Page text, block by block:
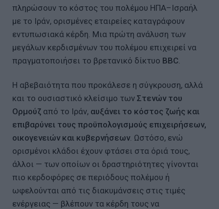
πληρώσουν το κόστος του πολέμου ΗΠΑ–Ισραήλ
με το Ιράν, ορισμένες εταιρείες καταγράφουν
εντυπωσιακά κέρδη. Μια πρώτη ανάλυση των
μεγάλων κερδισμένων του πολέμου επιχειρεί να
πραγματοποιήσει το βρετανικό δίκτυο BBC
Η αβεβαιότητα που προκάλεσε η σύγκρουση, αλλά
και το ουσιαστικό κλείσιμο των Στενών του
Ορμούζ από το Ιράν, αυξάνει το κόστος ζωής και
επιβαρύνει τους προϋπολογισμούς επιχειρήσεων,
οικογενειών και κυβερνήσεων. Ωστόσο, ενώ
ορισμένοι κλάδοι έχουν φτάσει στα όριά τους,
άλλοι — των οποίων οι δραστηριότητες γίνονται
πιο κερδοφόρες σε περιόδους πολέμου ή
ωφελούνται από τις διακυμάνσεις στις τιμές
ενέργειας — βλέπουν τα κέρδη τους να